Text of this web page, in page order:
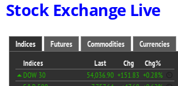
Stock Exchange Live